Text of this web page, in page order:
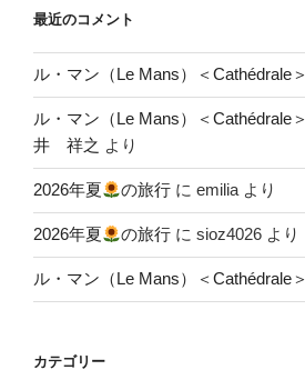
最近のコメント
ル・マン（Le Mans）＜Cathédrale＞
ル・マン（Le Mans）＜Cathédrale＞
井 祥之 より
2026年夏 の旅行 にemilia より
2026年夏 の旅行 にsioz4026 より
ル・マン（Le Mans）＜Cathédrale＞
カテゴリー